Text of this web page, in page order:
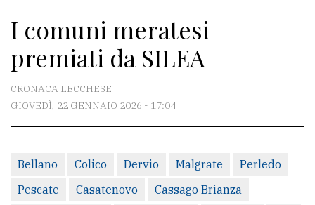
Associazioni
Meteo
redazione
Scrivici
I comuni meratesi
premiati da SILEA
CRONACA LECCHESE
GIOVEDÌ, 22 GENNAIO 2026 - 17:04
Bellano Colico Dervio Malgrate
Perledo
Pescate
Casatenovo
Cassago Brianza